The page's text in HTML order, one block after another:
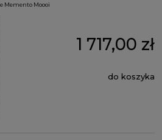
Memento Moooi
1 717,00 zł
do koszyka